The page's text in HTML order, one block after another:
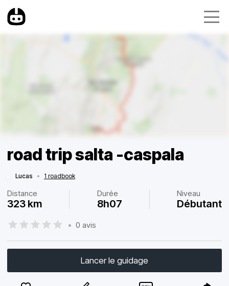
road trip salta -caspala
Lucas • 1 roadbook
Distance
323 km
Durée
8h07
Niveau
Débutant
• 0 avis
Lancer le guidage